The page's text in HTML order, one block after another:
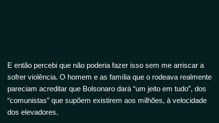
E então percebi que não poderia fazer isso sem me arriscar a
sofrer violência. O homem e as família que o rodeava realmente
pareciam acreditar que Bolsonaro dará “um jeito em tudo”, dos
“comunistas” que supõem existirem aos milhões, à velocidade
dos elevadores.